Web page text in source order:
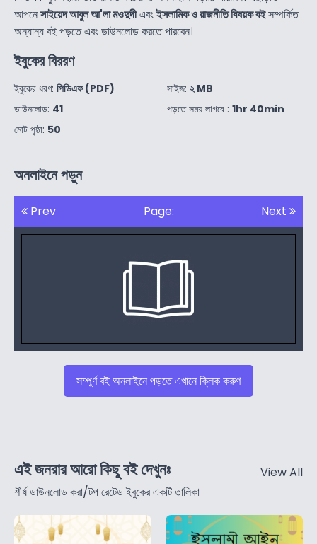
আপনেসাইয়েদ আবুল আ'লা মওদুদীএবংইসলামিক ও রাজনীতি বিষয়ক বইসম্পর্কিত
অন্যান্য বই পড়তে এবং ডাউনলোড করতে পারবেন।
ইবুকের বিররণ
ইবুকের ধরণ: পিডিএফ (PDF)
ডাউনলোড: 41
মোট পৃষ্ঠা: 50
সাইজ: ২ MB
পড়তে সময় লাগবে : 1hr 40min
অনলাইনে পড়ুন
Prev Page: Next
সম্পুর্ণ বই অনলাইনে পড়তে এখানে ক্লিক করুণ
এই জনরার আরো কিছু বই দেখুনঃ
শীর্ষ ডাউনলোড করা/টপ রেটেড ইবুকের একটি তালিকা
View All